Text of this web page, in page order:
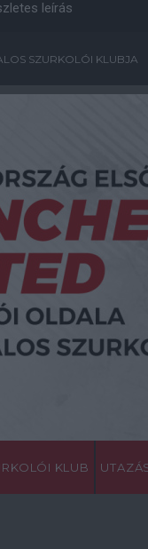
leírás
SZURKOLÓI KLUBJA
KLUB